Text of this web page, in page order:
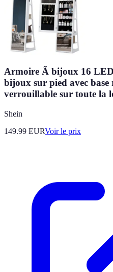
Armoire Ã bijoux 16
bijoux sur pied avec
verrouillable sur toute la
Shein
149.99 EURVoir le prix